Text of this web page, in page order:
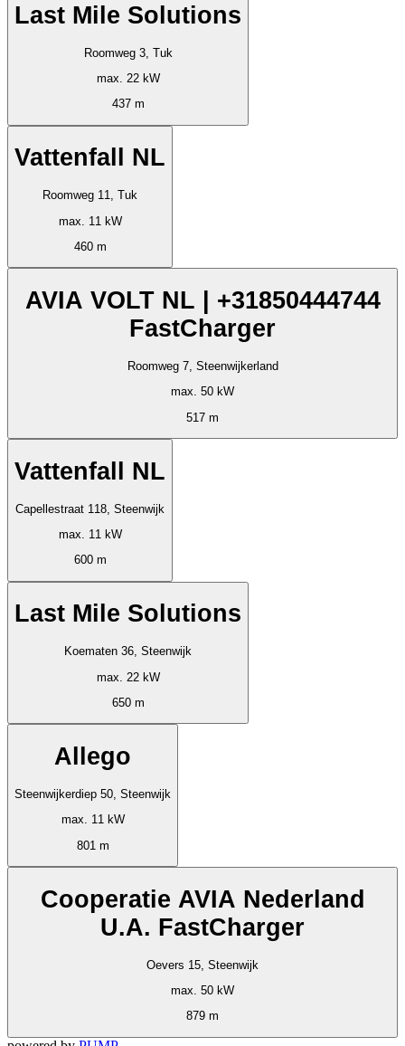
Last Mile Solutions
Roomweg 3, Tuk
max. 22 kW
437 m
Vattenfall NL
Roomweg 11, Tuk
max. 11 kW
460 m
AVIA VOLT NL | +31850444744
FastCharger
Roomweg 7, Steenwijkerland
max. 50 kW
517 m
Vattenfall NL
Capellestraat 118, Steenwijk
max. 11 kW
600 m
Last Mile Solutions
Koematen 36, Steenwijk
max. 22 kW
650 m
Allego
Steenwijkerdiep 50, Steenwijk
max. 11 kW
801 m
Cooperatie AVIA Nederland
U.A. FastCharger
Oevers 15, Steenwijk
max. 50 kW
879 m